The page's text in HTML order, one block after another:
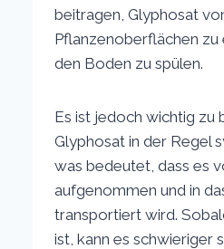
beitragen, Glyphosat
Pflanzenoberflächen zu
den Boden zu spülen.
Es ist jedoch wichtig zu
Glyphosat in der Regel
was bedeutet, dass es
aufgenommen und in
transportiert wird.
ist, kann es schwieriger